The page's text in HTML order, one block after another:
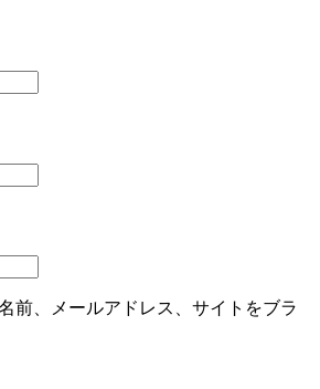
前、メールアドレス、サイトをブラ